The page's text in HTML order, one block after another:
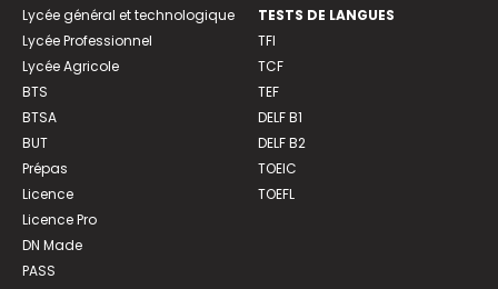
Lycée général et technologique
Lycée Professionnel
Lycée Agricole
BTS
BTSA
BUT
Prépas
Licence
Licence Pro
DN Made
PASS
TESTS DE LANGUES
TFI
TCF
TEF
DELF B1
DELF B2
TOEIC
TOEFL